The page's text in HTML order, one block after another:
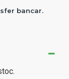
bancar.